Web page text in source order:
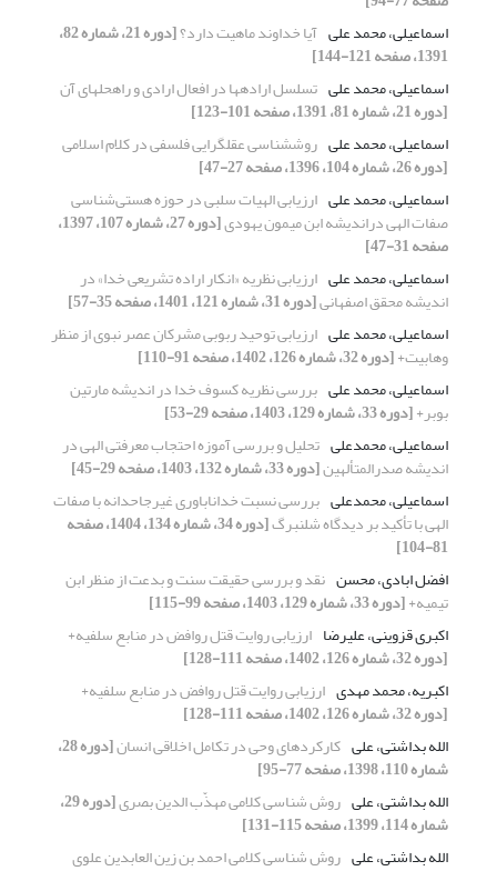
اسماعیلی، محمد علی آیا خداوند ماهیت دارد؟ [دوره 21، شماره 82،
1391، صفحه 121-144]
اسماعیلی، محمد علی تسلسل اراده‏ها در افعال ارادی و راه‏حل‏های آن
[دوره 21، شماره 81، 1391، صفحه 101-123]
اسماعیلی، محمد علی روششناسی عقلگرایی فلسفی در کلام اسلامی
[دوره 26، شماره 104، 1396، صفحه 27-47]
اسماعیلی، محمد علی ارزیابی الهیات سلبی در حوزه هستی‌شناسی
صفات الهی دراندیشه‌ ابن میمون یهودی [دوره 27، شماره 107، 1397،
صفحه 31-47]
اسماعیلی، محمد علی ارزیابی نظریه «انکار اراده تشریعی خدا» در
اندیشه محقق اصفهانی[دوره 31، شماره 121، 1401، صفحه 35-57]
اسماعیلی، محمد علی ارزیابی توحید ربوبی مشرکان عصر نبوی از منظر
وهابیت+[دوره 32، شماره 126، 1402، صفحه 91-110]
اسماعیلی، محمد علی بررسی نظریه کسوف خدا در اندیشه مارتین
بوبر+[دوره 33، شماره 129، 1403، صفحه 29-53]
اسماعیلی، محمدعلی تحلیل و بررسی آموزه احتجاب معرفتی الهی در
اندیشه صدرالمتألهین[دوره 33، شماره 132، 1403، صفحه 29-45]
اسماعیلی، محمدعلی بررسی نسبت خداناباوری غیرجاحدانه با صفات
الهی با تأکید بر دیدگاه شلنبرگ [دوره 34، شماره 134، 1404، صفحه
81-104]
افضل ابادی، محسن نقد و بررسی حقیقت سنت و بدعت از منظر ابن
تیمیه+[دوره 33، شماره 129، 1403، صفحه 99-115]
اکبری قزوینی، علیرضا ارزیابی روایت قتل روافض در منابع سلفیه+
[دوره 32، شماره 126، 1402، صفحه 111-128]
اکبریه، محمد مهدی ارزیابی روایت قتل روافض در منابع سلفیه+
[دوره 32، شماره 126، 1402، صفحه 111-128]
الله بداشتی، علی کارکردهای وحی در تکامل اخلاقی انسان [دوره 28،
شماره 110، 1398، صفحه 77-95]
الله بداشتی، علی روش شناسی کلامی مهذّب الدین بصری [دوره 29،
شماره 114، 1399، صفحه 115-131]
الله بداشتی، علی روش شناسی کلامی احمد بن زین العابدین علوی